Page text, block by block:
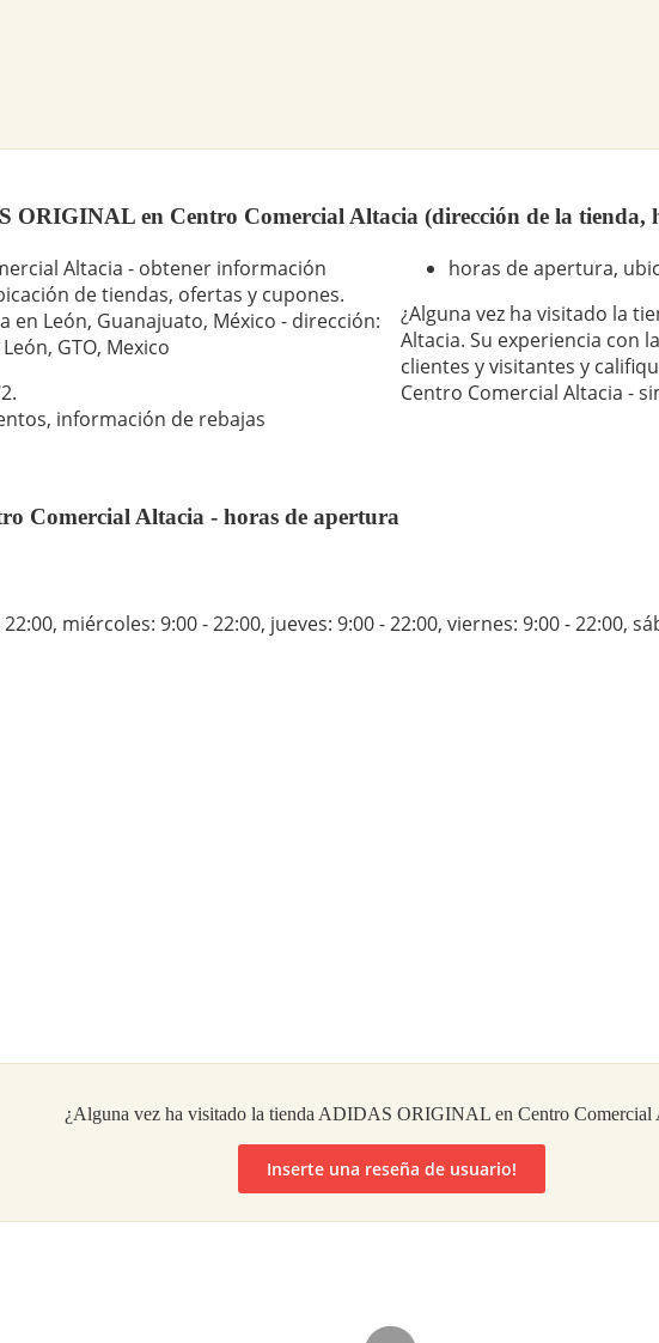
ORIGINAL en Centro Comercial Altacia (dirección de la tienda,
Altacia - obtener información
de tiendas, ofertas y cupones.
en León, Guanajuato, México - dirección:
GTO, Mexico
.
información de rebajas
horas de apertura,
¿Alguna vez ha visitado la
Altacia. Su experiencia con
clientes y visitantes y
Centro Comercial Altacia -
Comercial Altacia - horas de apertura
, miércoles: 9:00 - 22:00, jueves: 9:00 - 22:00, viernes: 9:00 - 22:00,
¿Alguna vez ha visitado la tienda ADIDAS ORIGINAL en Centro Comercial
Inserte una reseña de usuario!